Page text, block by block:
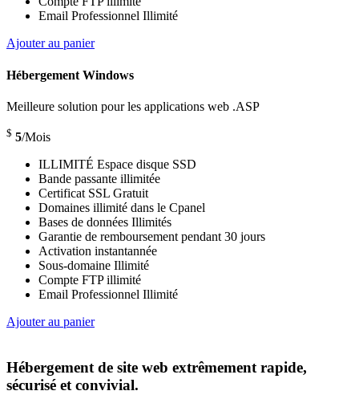
Email Professionnel Illimité
Ajouter au panier
Hébergement Windows
Meilleure solution pour les applications web .ASP
$ 5/Mois
ILLIMITÉ Espace disque SSD
Bande passante illimitée
Certificat SSL Gratuit
Domaines illimité dans le Cpanel
Bases de données Illimités
Garantie de remboursement pendant 30 jours
Activation instantannée
Sous-domaine Illimité
Compte FTP illimité
Email Professionnel Illimité
Ajouter au panier
Hébergement de site web extrêmement rapide,
sécurisé et convivial.